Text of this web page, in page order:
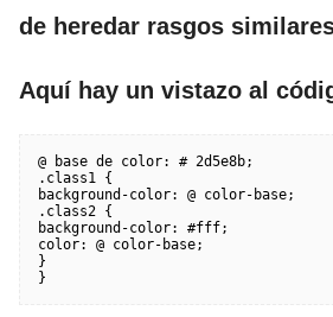
de heredar rasgos
Aquí hay un vistazo al
@ base de color: # 2d5e8b;
.class1 {
background-color: @ color-base;
.class2 {
background-color: #fff;
color: @ color-base;
}
}